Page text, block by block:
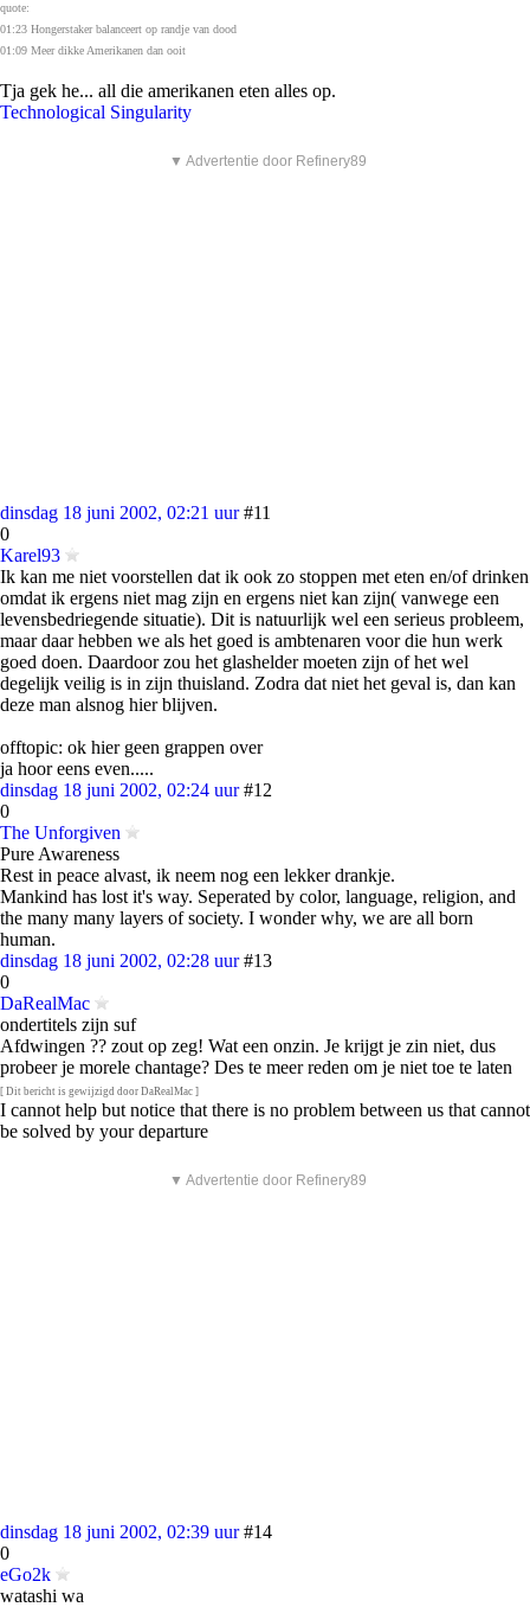
quote:
01:23 Hongerstaker balanceert op randje van dood
01:09 Meer dikke Amerikanen dan ooit
Tja gek he... all die amerikanen eten alles op.
Technological Singularity
▼ Advertentie door Refinery89
dinsdag 18 juni 2002, 02:21 uur #11
0
Karel93
Ik kan me niet voorstellen dat ik ook zo stoppen met eten en/of drinken
omdat ik ergens niet mag zijn en ergens niet kan zijn( vanwege een
levensbedriegende situatie). Dit is natuurlijk wel een serieus probleem,
maar daar hebben we als het goed is ambtenaren voor die hun werk
goed doen. Daardoor zou het glashelder moeten zijn of het wel
degelijk veilig is in zijn thuisland. Zodra dat niet het geval is, dan kan
deze man alsnog hier blijven.
offtopic: ok hier geen grappen over
ja hoor eens even.....
dinsdag 18 juni 2002, 02:24 uur #12
0
The Unforgiven
Pure Awareness
Rest in peace alvast, ik neem nog een lekker drankje.
Mankind has lost it's way. Seperated by color, language, religion, and
the many many layers of society. I wonder why, we are all born
human.
dinsdag 18 juni 2002, 02:28 uur #13
0
DaRealMac
ondertitels zijn suf
Afdwingen ?? zout op zeg! Wat een onzin. Je krijgt je zin niet, dus
probeer je morele chantage? Des te meer reden om je niet toe te laten
[ Dit bericht is gewijzigd door DaRealMac ]
I cannot help but notice that there is no problem between us that cannot
be solved by your departure
▼ Advertentie door Refinery89
dinsdag 18 juni 2002, 02:39 uur #14
0
eGo2k
watashi wa